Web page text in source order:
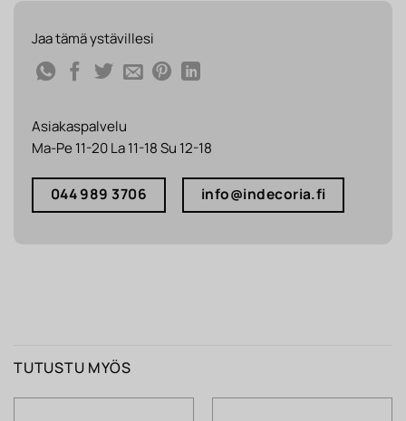
Jaa tämä ystävillesi
Asiakaspalvelu
Ma-Pe 11-20 La 11-18 Su 12-18
044 989 3706 info@indecoria.fi
TUTUSTU MYÖS